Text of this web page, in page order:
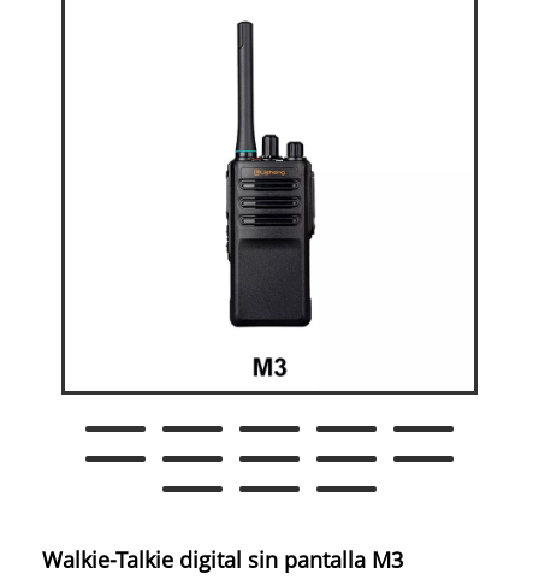
Walkie-Talkie digital sin pantalla M3